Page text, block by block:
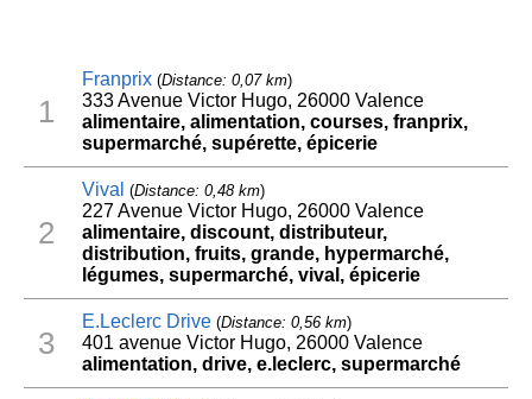
1
Franprix(Distance: 0,07 km)
333 Avenue Victor Hugo, 26000 Valence
alimentaire, alimentation, courses, franprix,
supermarché, supérette, épicerie
2
Vival (Distance: 0,48 km)
227 Avenue Victor Hugo, 26000 Valence
alimentaire, discount, distributeur,
distribution, fruits, grande, hypermarché,
légumes, supermarché, vival, épicerie
3
E.Leclerc Drive(Distance: 0,56 km)
401 avenue Victor Hugo, 26000 Valence
alimentation, drive, e.leclerc, supermarché